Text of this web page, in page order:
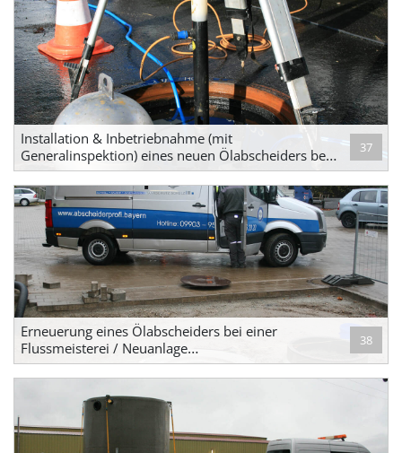
Installation & Inbetriebnahme (mit
Generalinspektion) eines neuen Ölabscheiders bei
einer neu errichteten Hafenmeisterei
37
Erneuerung eines Ölabscheiders bei einer
Flussmeisterei / Neuanlage
Leichtflüssigkeitsabscheider
38